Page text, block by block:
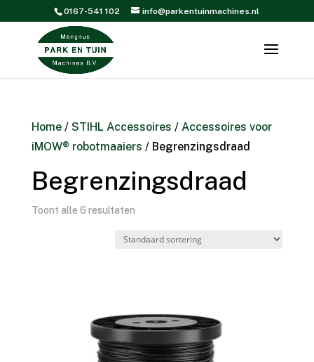
0167-541 102 info@parkentuinmachines.nl
Home/ STIHL Accessoires / Accessoires voor
iMOW® robotmaaiers / Begrenzingsdraad
Begrenzingsdraad
Toont alle 6 resultaten